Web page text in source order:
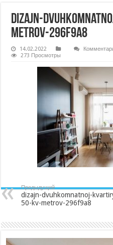
dizajn-
metrov-296f9a8
14.02.2022
273 Просмотры
Предыдущий
dizajn-dvuhkomnatnoj-
50-kv-metrov-296f9a8